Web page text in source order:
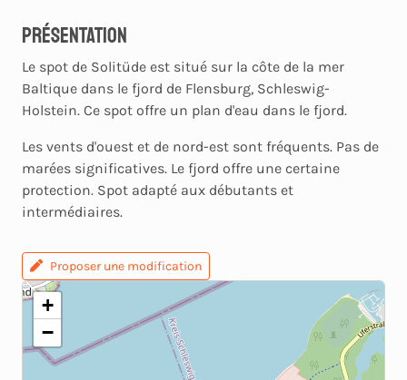
Présentation
Le spot de Solitüde est situé sur la côte de la mer
Baltique dans le fjord de Flensburg, Schleswig-
Holstein. Ce spot offre un plan d'eau dans le fjord.
Les vents d'ouest et de nord-est sont fréquents. Pas de
marées significatives. Le fjord offre une certaine
protection. Spot adapté aux débutants et
intermédiaires.
Proposer une modification
+
−